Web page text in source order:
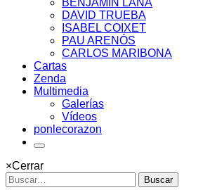
DAVID TRUEBA
ISABEL COIXET
PAU ARENÓS
CARLOS MARIBONA
Cartas
Zenda
Multimedia
Galerías
Vídeos
ponlecorazon
×Cerrar
Buscar